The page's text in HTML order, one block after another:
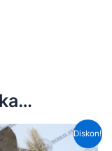
Diskon!
Harga
aslinya
Harga
saat